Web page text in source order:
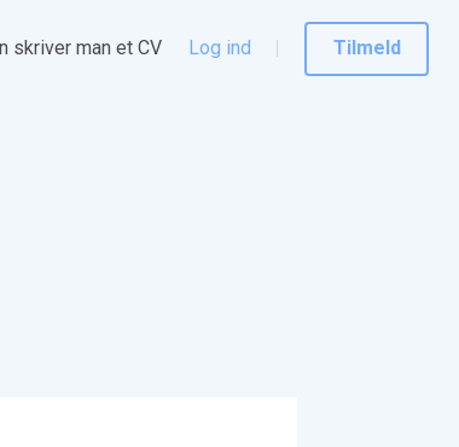
skriver man et CV Log ind Tilmeld